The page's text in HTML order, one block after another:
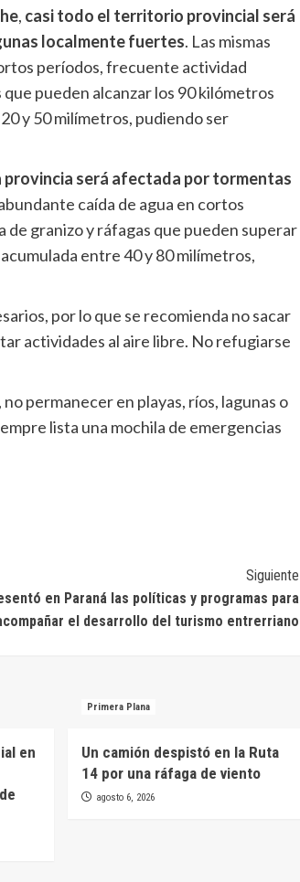
, casi todo el territorio provincial será
localmente fuertes. Las mismas
períodos, frecuente actividad
pueden alcanzar los 90 kilómetros
y 50 milímetros, pudiendo ser
será afectada por tormentas
caída de agua en cortos
granizo y ráfagas que pueden superar
entre 40 y 80 milímetros,
por lo que se recomienda no sacar
actividades al aire libre. No refugiarse
permanecer en playas, ríos, lagunas o
lista una mochila de emergencias
Siguiente
en Paraná las políticas y programas para
el desarrollo del turismo entrerriano
en
Primera Plana
Un camión despistó en la Ruta
14 por una ráfaga de viento
agosto 6, 2026